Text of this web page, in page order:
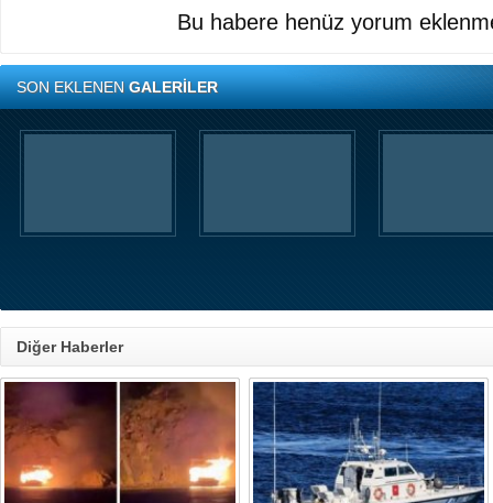
Bu habere henüz yorum
SON EKLENENGALERİLER
Diğer Haberler